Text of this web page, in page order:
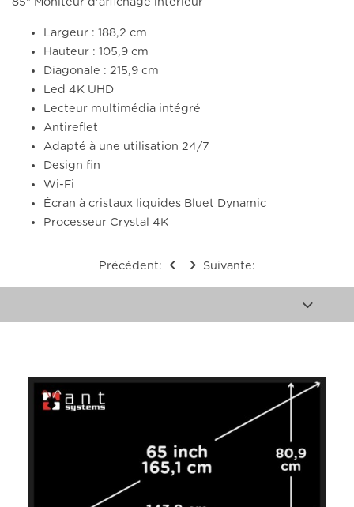
Largeur : 188,2 cm
Hauteur : 105,9 cm
Diagonale : 215,9 cm
Led 4K UHD
Lecteur multimédia intégré
Antireflet
Adapté à une utilisation 24/7
Design fin
Wi-Fi
Écran à cristaux liquides Bluet Dynamic
Processeur Crystal 4K
Précédent: Suivante: